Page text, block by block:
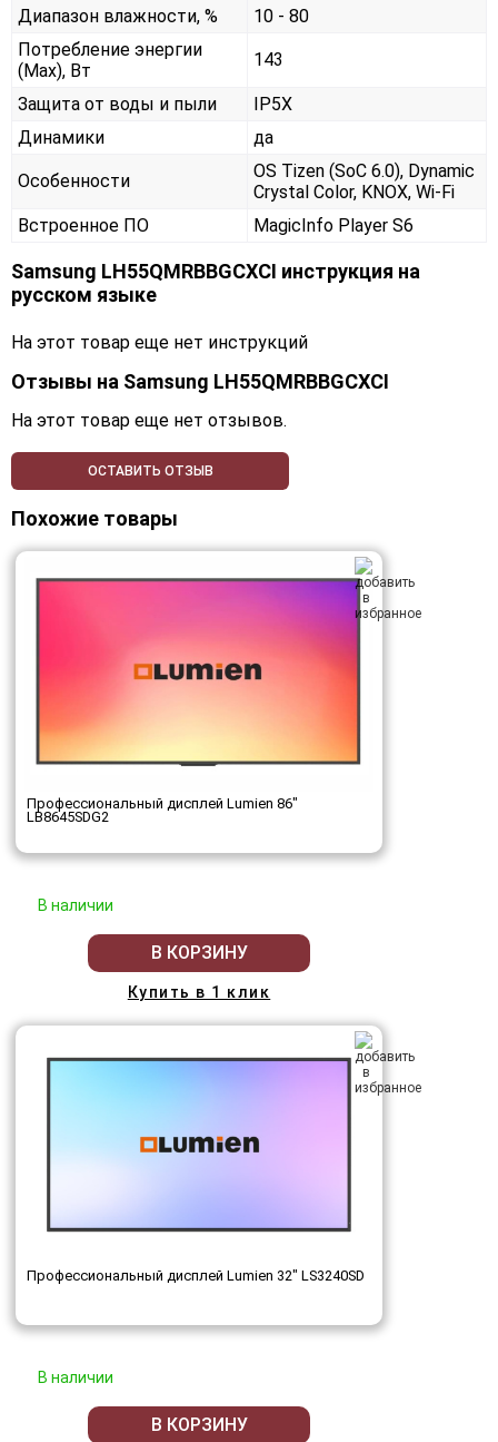
Диапазон влажности, %
10 - 80
Потребление энергии
(Max), Вт
143
Защита от воды и пыли
IP5X
Динамики
да
Особенности
OS Tizen (SoC 6.0), Dynamic
Crystal Color, KNOX, Wi-Fi
Встроенное ПО
MagicInfo Player S6
Samsung LH55QMRBBGCXCI инструкция на
русском языке
На этот товар еще нет инструкций
Отзывы на Samsung LH55QMRBBGCXCI
На этот товар еще нет отзывов.
ОСТАВИТЬ ОТЗЫВ
Похожие товары
Профессиональный дисплей Lumien 86"
LB8645SDG2
В наличии
В КОРЗИНУ
Купить в 1 клик
Профессиональный дисплей Lumien 32" LS3240SD
В наличии
В КОРЗИНУ